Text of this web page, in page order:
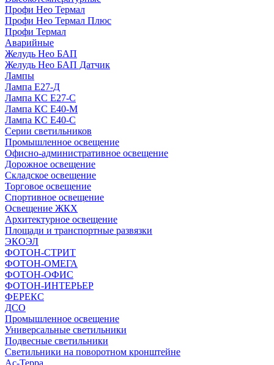
Профи Нео Термал
Профи Нео Термал Плюс
Профи Термал
Аварийные
Желудь Нео БАП
Желудь Нео БАП Датчик
Лампы
Лампа Е27-Д
Лампа КС Е27-С
Лампа КС Е40-М
Лампа КС Е40-С
Серии светильников
Промышленное освещение
Офисно-административное освещение
Дорожное освещение
Складское освещение
Торговое освещение
Спортивное освещение
Освещение ЖКХ
Архитектурное освещение
Площади и транспортные развязки
ЭКОЭЛ
ФОТОН-СТРИТ
ФОТОН-ОМЕГА
ФОТОН-ОФИС
ФОТОН-ИНТЕРЬЕР
ФЕРЕКС
ДСО
Промышленное освещение
Универсальные светильники
Подвесные светильники
Светильники на поворотном кронштейне
Ас-Терра